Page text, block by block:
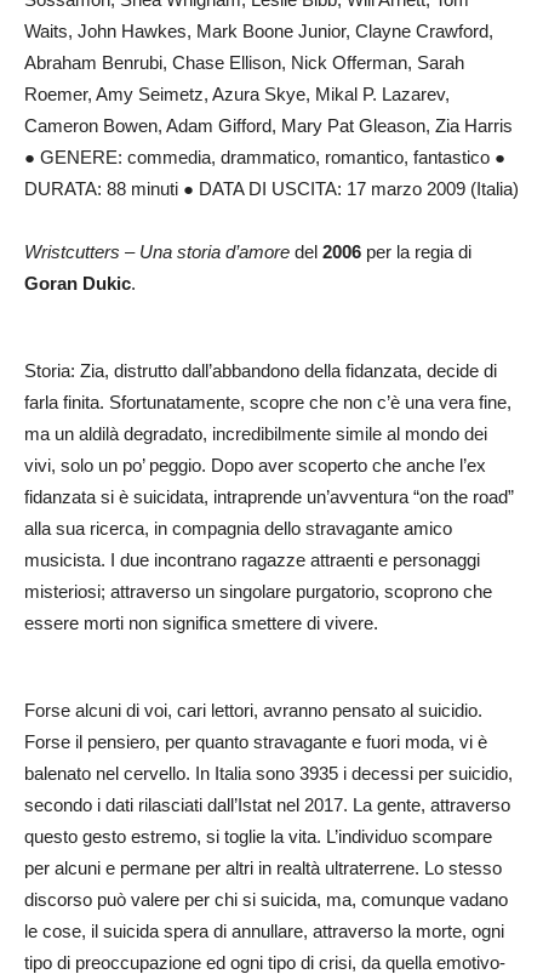
Waits, John Hawkes, Mark Boone Junior, Clayne Crawford,
Abraham Benrubi, Chase Ellison, Nick Offerman, Sarah
Roemer, Amy Seimetz, Azura Skye, Mikal P. Lazarev,
Cameron Bowen, Adam Gifford, Mary Pat Gleason, Zia Harris
● GENERE: commedia, drammatico, romantico, fantastico ●
DURATA: 88 minuti ● DATA DI USCITA: 17 marzo 2009 (Italia)
Wristcutters – Una storia d’amore del 2006 per la regia di
Goran Dukic.
Storia: Zia, distrutto dall’abbandono della fidanzata, decide di
farla finita. Sfortunatamente, scopre che non c’è una vera fine,
ma un aldilà degradato, incredibilmente simile al mondo dei
vivi, solo un po’ peggio. Dopo aver scoperto che anche l’ex
fidanzata si è suicidata, intraprende un’avventura “on the road”
alla sua ricerca, in compagnia dello stravagante amico
musicista. I due incontrano ragazze attraenti e personaggi
misteriosi; attraverso un singolare purgatorio, scoprono che
essere morti non significa smettere di vivere.
Forse alcuni di voi, cari lettori, avranno pensato al suicidio.
Forse il pensiero, per quanto stravagante e fuori moda, vi è
balenato nel cervello. In Italia sono 3935 i decessi per suicidio,
secondo i dati rilasciati dall’Istat nel 2017. La gente, attraverso
questo gesto estremo, si toglie la vita. L’individuo scompare
per alcuni e permane per altri in realtà ultraterrene. Lo stesso
discorso può valere per chi si suicida, ma, comunque vadano
le cose, il suicida spera di annullare, attraverso la morte, ogni
tipo di preoccupazione ed ogni tipo di crisi, da quella emotivo-